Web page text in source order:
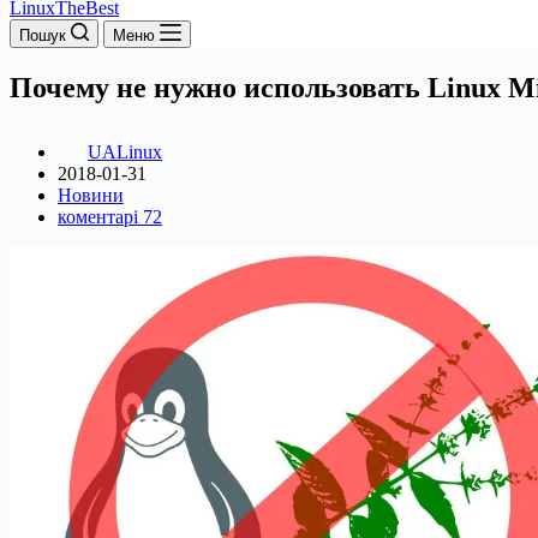
LinuxTheBest
Пошук Меню
Почему не нужно использовать Linux
UALinux
2018-01-31
Новини
коментарі 72